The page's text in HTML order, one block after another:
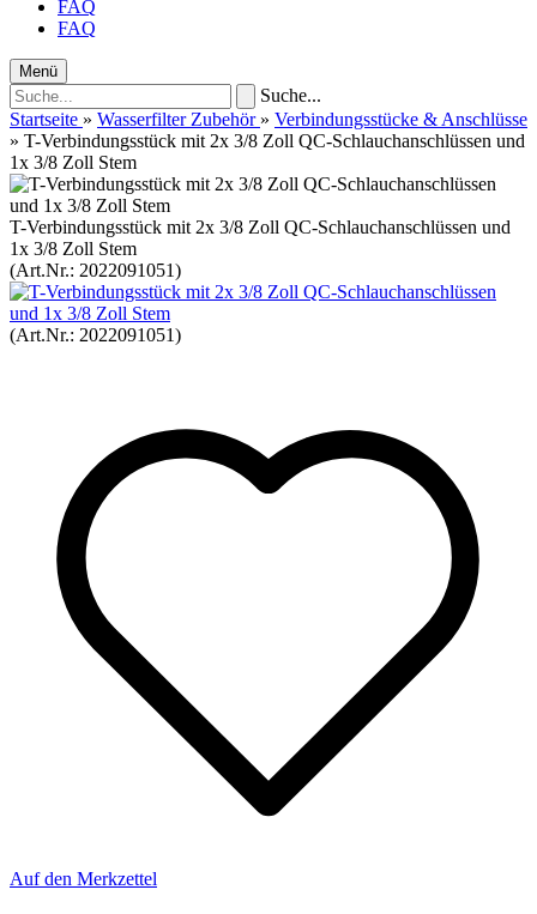
FAQ
FAQ
Menü
Suche...
Startseite » Wasserfilter Zubehör » Verbindungsstücke & Anschlüsse
» T-Verbindungsstück mit 2x 3/8 Zoll QC-Schlauchanschlüssen und
1x 3/8 Zoll Stem
T-Verbindungsstück mit 2x 3/8 Zoll QC-Schlauchanschlüssen und
1x 3/8 Zoll Stem
(Art.Nr.: 2022091051)
(Art.Nr.: 2022091051)
Auf den Merkzettel